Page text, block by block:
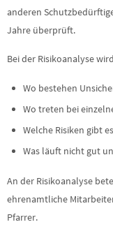
anderen
Jahre überprüft.
Bei der Risikoanalyse
Wo bestehen
Wo treten bei
Welche Risiken gibt
Was läuft nicht gut
An der Risikoanalyse
ehrenamtliche
Pfarrer.